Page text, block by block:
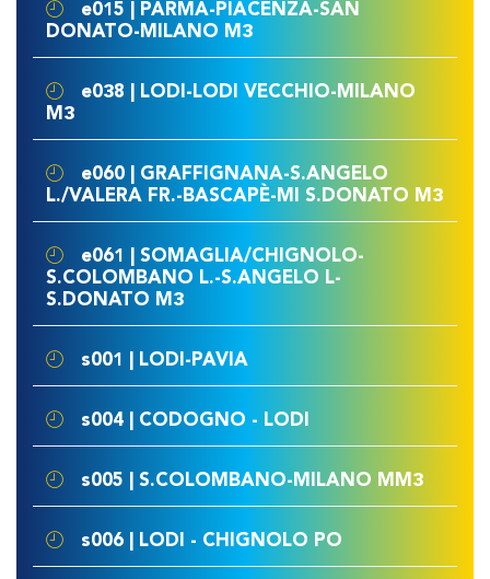
e015 | PARMA-PIACENZA-SAN
DONATO-MILANO M3
e038 | LODI-LODI VECCHIO-MILANO
M3
e060 | GRAFFIGNANA-S.ANGELO
L./VALERA FR.-BASCAPÈ-MI S.DONATO M3
e061 | SOMAGLIA/CHIGNOLO-
S.COLOMBANO L.-S.ANGELO L-
S.DONATO M3
s001 | LODI-PAVIA
s004 | CODOGNO - LODI
s005 | S.COLOMBANO-MILANO MM3
s006 | LODI - CHIGNOLO PO